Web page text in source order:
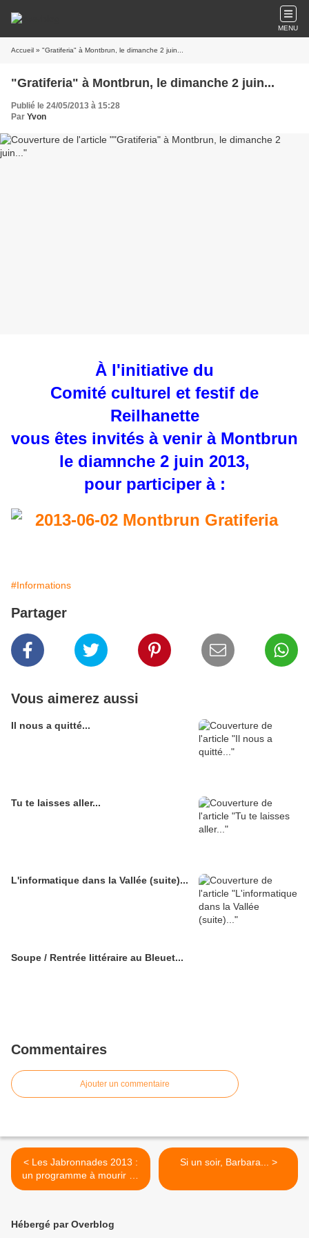
MENU
Accueil » "Gratiferia" à Montbrun, le dimanche 2 juin...
"Gratiferia" à Montbrun, le dimanche 2 juin...
Publié le 24/05/2013 à 15:28
Par Yvon
À l'initiative du
Comité culturel et festif de
Reilhanette
vous êtes invités à venir à Montbrun
le diamnche 2 juin 2013,
pour participer à :
#Informations
Partager
Vous aimerez aussi
Il nous a quitté...
Tu te laisses aller...
L'informatique dans la Vallée (suite)...
Soupe / Rentrée littéraire au Bleuet...
Commentaires
Ajouter un commentaire
< Les Jabronnades 2013 :
un programme à mourir de
rire...
Si un soir, Barbara... >
Hébergé par Overblog